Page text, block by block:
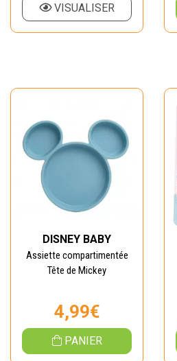
VISUALISER
DISNEY BABY
Assiette compartimentée
Tête de Mickey
4,99€
PANIER